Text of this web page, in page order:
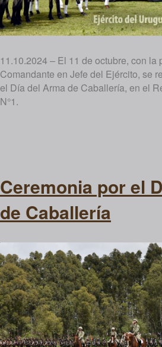
11.10.2024 – El 11 de octubre, con la
Comandante en Jefe del Ejército, se
el Día del Arma de Caballería, en el
N°1.
Ceremonia por el
de Caballería